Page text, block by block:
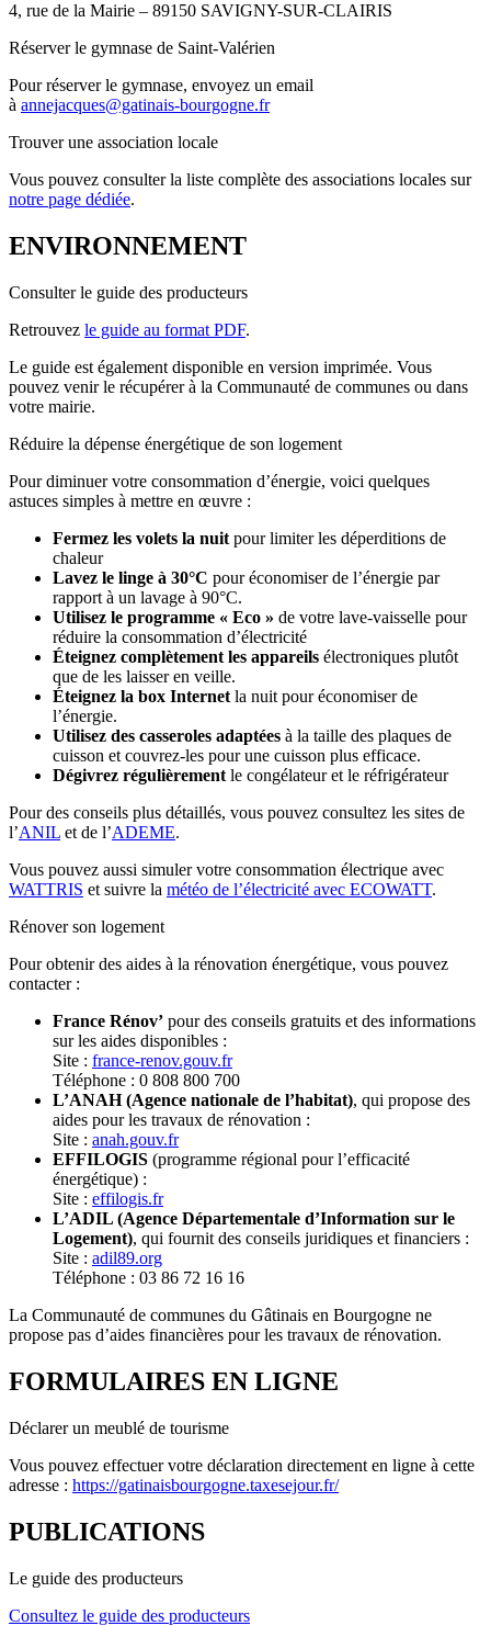
4, rue de la Mairie – 89150 SAVIGNY-SUR-CLAIRIS
Réserver le gymnase de Saint-Valérien
Pour réserver le gymnase, envoyez un email
à annejacques@gatinais-bourgogne.fr
Trouver une association locale
Vous pouvez consulter la liste complète des associations locales sur
notre page dédiée.
ENVIRONNEMENT
Consulter le guide des producteurs
Retrouvez le guide au format PDF.
Le guide est également disponible en version imprimée. Vous
pouvez venir le récupérer à la Communauté de communes ou dans
votre mairie.
Réduire la dépense énergétique de son logement
Pour diminuer votre consommation d’énergie, voici quelques
astuces simples à mettre en œuvre :
Fermez les volets la nuit pour limiter les déperditions de
chaleur
Lavez le linge à 30°C pour économiser de l’énergie par
rapport à un lavage à 90°C.
Utilisez le programme « Eco » de votre lave-vaisselle pour
réduire la consommation d’électricité
Éteignez complètement les appareils électroniques plutôt
que de les laisser en veille.
Éteignez la box Internet la nuit pour économiser de
l’énergie.
Utilisez des casseroles adaptées à la taille des plaques de
cuisson et couvrez-les pour une cuisson plus efficace.
Dégivrez régulièrement le congélateur et le réfrigérateur
Pour des conseils plus détaillés, vous pouvez consultez les sites de
l’ANIL et de l’ADEME.
Vous pouvez aussi simuler votre consommation électrique avec
WATTRIS et suivre la météo de l’électricité avec ECOWATT.
Rénover son logement
Pour obtenir des aides à la rénovation énergétique, vous pouvez
contacter :
France Rénov’ pour des conseils gratuits et des informations
sur les aides disponibles :
Site : france-renov.gouv.fr
Téléphone : 0 808 800 700
L’ANAH (Agence nationale de l’habitat), qui propose des
aides pour les travaux de rénovation :
Site : anah.gouv.fr
EFFILOGIS (programme régional pour l’efficacité
énergétique) :
Site : effilogis.fr
L’ADIL (Agence Départementale d’Information sur le
Logement), qui fournit des conseils juridiques et financiers :
Site : adil89.org
Téléphone : 03 86 72 16 16
La Communauté de communes du Gâtinais en Bourgogne ne
propose pas d’aides financières pour les travaux de rénovation.
FORMULAIRES EN LIGNE
Déclarer un meublé de tourisme
Vous pouvez effectuer votre déclaration directement en ligne à cette
adresse : https://gatinaisbourgogne.taxesejour.fr/
PUBLICATIONS
Le guide des producteurs
Consultez le guide des producteurs